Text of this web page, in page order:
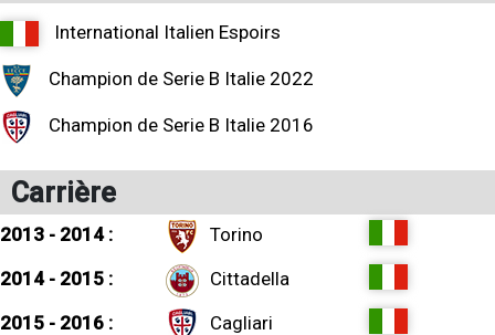
International Italien Espoirs
Champion de Serie B Italie 2022
Champion de Serie B Italie 2016
Carrière
2013 - 2014 :
Torino
2014 - 2015 :
Cittadella
2015 - 2016 :
Cagliari